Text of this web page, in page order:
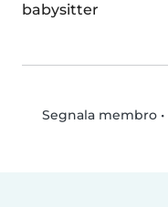
babysitter
Segnala membro•